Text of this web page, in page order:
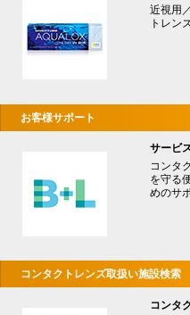
近視用
トレン
お客様サポート
サービ
コンタ
を守る
めのサ
コンタクトレンズ取扱い施設検索
コンタ